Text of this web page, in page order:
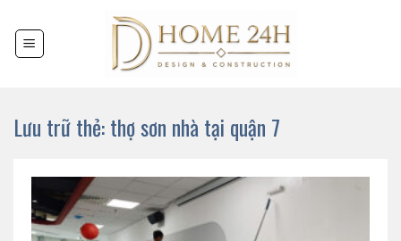
đến
nội
Lưu trữ thẻ:thợ sơn nhà tại quận 7